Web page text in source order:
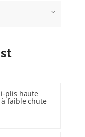
plis haute
faible chute
(HEPA